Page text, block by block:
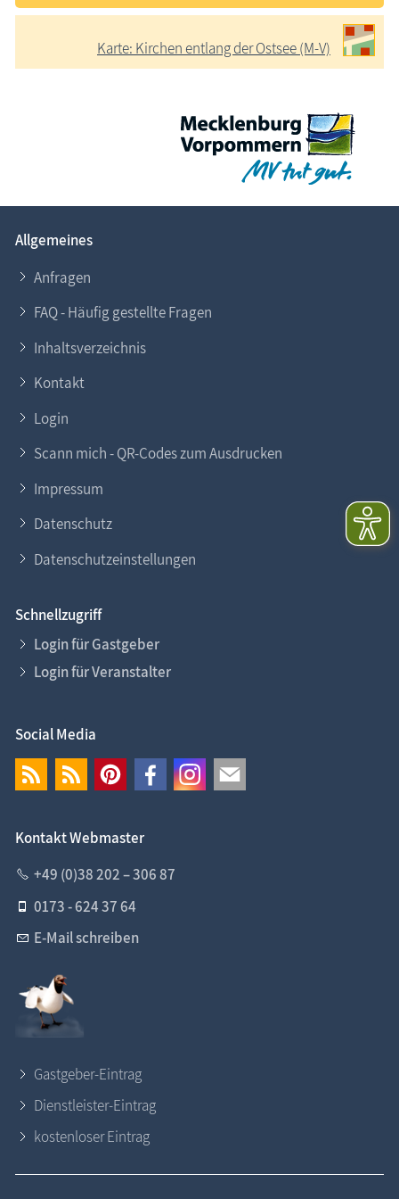
Karte: Kirchen entlang der Ostsee (M-V)
Allgemeines
Anfragen
FAQ - Häufig gestellte Fragen
Inhaltsverzeichnis
Kontakt
Login
Scann mich - QR-Codes zum Ausdrucken
Impressum
Datenschutz
Datenschutzeinstellungen
Schnellzugriff
Login für Gastgeber
Login für Veranstalter
Social Media
Kontakt Webmaster
+49 (0)38 202 – 306 87
0173 - 624 37 64
E-Mail schreiben
Gastgeber-Eintrag
Dienstleister-Eintrag
kostenloser Eintrag